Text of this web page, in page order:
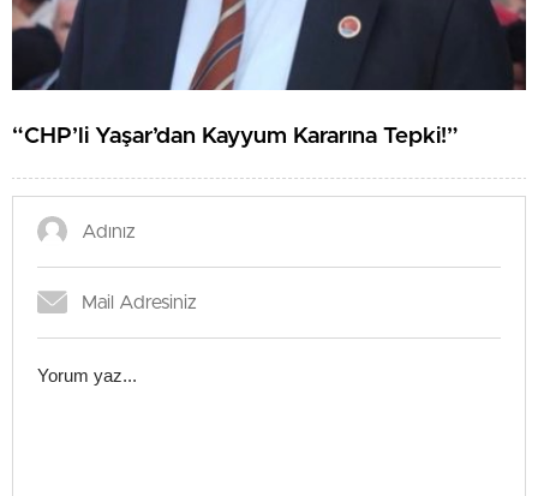
“CHP’li Yaşar’dan Kayyum Kararına Tepki!”